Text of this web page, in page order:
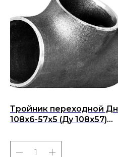
Тройник переходной Дн
108х6-57х5 (Ду 108х57)
2001